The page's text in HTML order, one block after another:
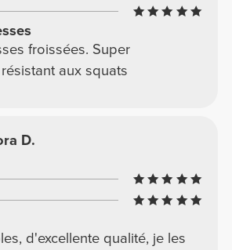
froissées. Super
aux squats
D.
d'excellente qualité, je les